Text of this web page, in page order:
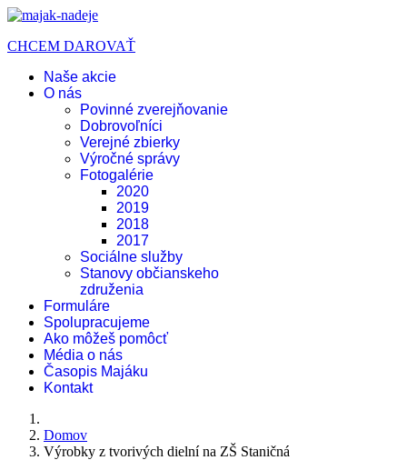
CHCEM DAROVAŤ
Naše akcie
O nás
Povinné zverejňovanie
Dobrovoľníci
Verejné zbierky
Výročné správy
Fotogalérie
2020
2019
2018
2017
Sociálne služby
Stanovy občianskeho
združenia
Formuláre
Spolupracujeme
Ako môžeš pomôcť
Média o nás
Časopis Majáku
Kontakt
Domov
Výrobky z tvorivých dielní na ZŠ Staničná